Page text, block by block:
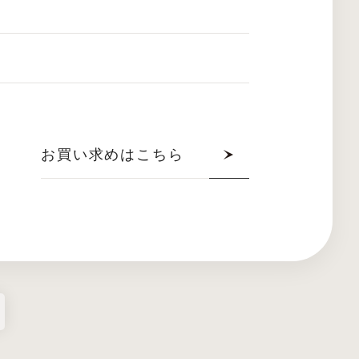
お買い求めはこちら